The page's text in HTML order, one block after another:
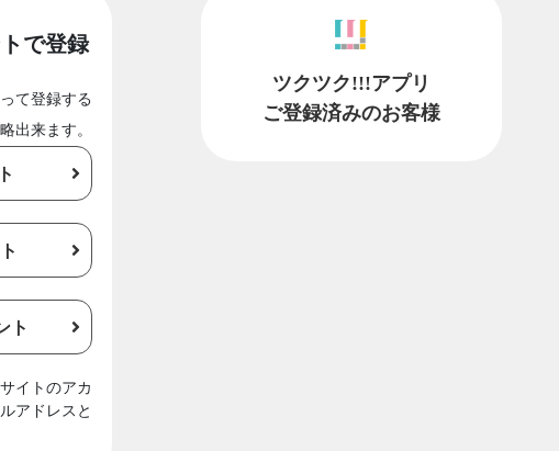
で登録
て登録する
出来ます。
ト
イトのアカ
アドレスと
ツクツク!!!アプリ
ご登録済みのお客様